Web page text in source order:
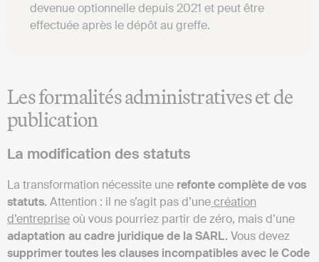
devenue optionnelle depuis 2021 et peut être
effectuée après le dépôt au greffe.
Les formalités administratives et de
publication
La modification des statuts
La transformation nécessite une refonte complète de vos
statuts. Attention : il ne s’agit pas d’unecréation
d’entrepriseoù vous pourriez partir de zéro, mais d’une
adaptation au cadre juridique de la SARL. Vous devez
supprimer toutes les clauses incompatibles avec le Code